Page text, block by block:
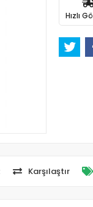
Hızlı
Karşılaştır